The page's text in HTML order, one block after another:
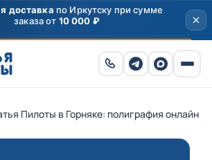
₽на первый заказ от 3000 ₽ по
промокоду
ПРИВЕТ
Пилоты в Горняке: полиграфия онлайн